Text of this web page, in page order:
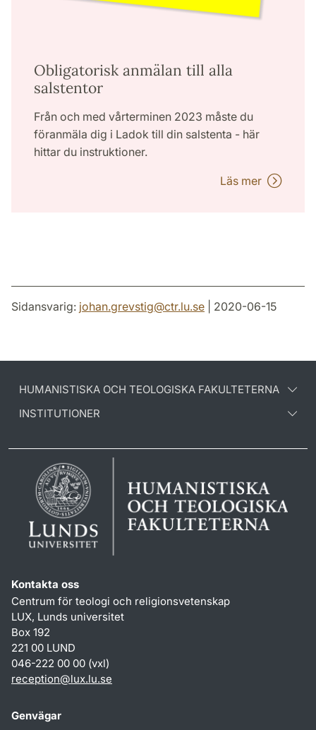
Obligatorisk anmälan till alla
salstentor
Från och med vårterminen 2023 måste du
föranmäla dig i Ladok till din salstenta - här
hittar du instruktioner.
Läs mer
Sidansvarig: johan.grevstig@ctr.lu.se | 2020-06-15
HUMANISTISKA OCH TEOLOGISKA FAKULTETERNA
INSTITUTIONER
Kontakta oss
Centrum för teologi och religionsvetenskap
LUX, Lunds universitet
Box 192
221 00 LUND
046-222 00 00 (vxl)
reception@lux.lu.se
Genvägar